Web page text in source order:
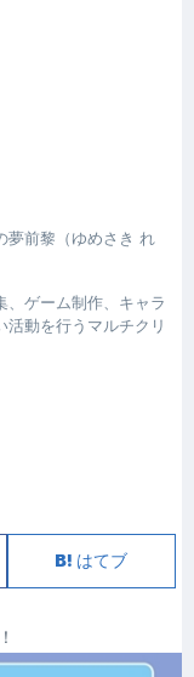
夢前黎（ゆめさき れ
、ゲーム制作、キャラ
活動を行うマルチクリ
はてブ